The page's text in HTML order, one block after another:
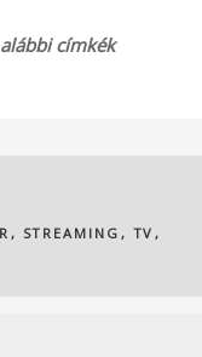
címkék
, STREAMING , TV ,